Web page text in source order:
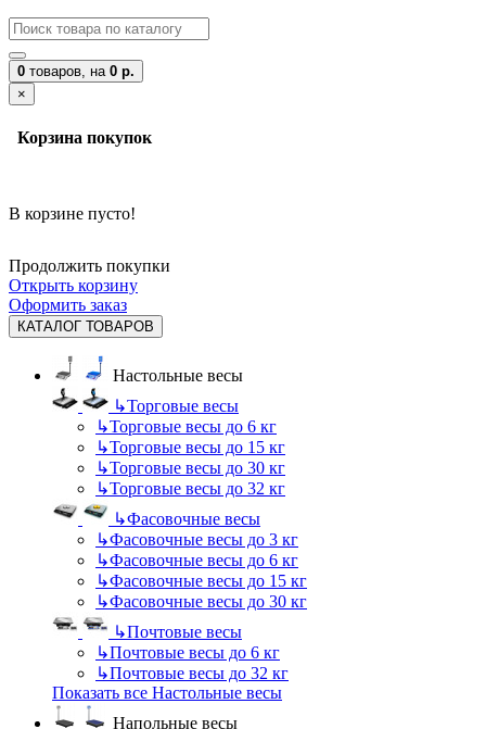
0 товаров, на 0 р.
×
Корзина покупок
В корзине пусто!
Продолжить покупки
Открыть корзину
Оформить заказ
КАТАЛОГ ТОВАРОВ
Настольные весы
↳Торговые весы
↳Торговые весы до 6 кг
↳Торговые весы до 15 кг
↳Торговые весы до 30 кг
↳Торговые весы до 32 кг
↳Фасовочные весы
↳Фасовочные весы до 3 кг
↳Фасовочные весы до 6 кг
↳Фасовочные весы до 15 кг
↳Фасовочные весы до 30 кг
↳Почтовые весы
↳Почтовые весы до 6 кг
↳Почтовые весы до 32 кг
Показать все Настольные весы
Напольные весы